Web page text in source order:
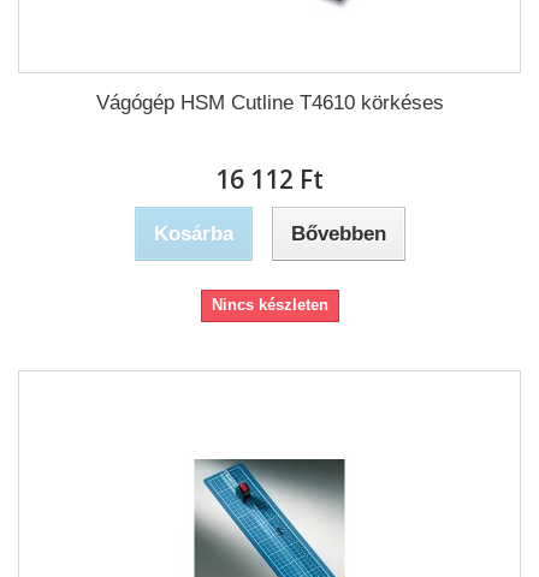
Vágógép HSM Cutline T4610 körkéses
16 112 Ft‎
Kosárba Bővebben
Nincs készleten